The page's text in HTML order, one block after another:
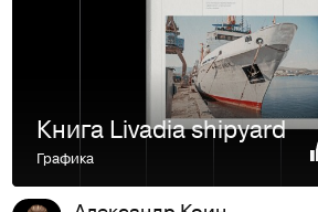
Книга Livadia shipyard
Графика